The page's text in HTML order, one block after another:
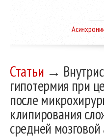
Статьи →
гипотермия при
после
клипирования
средней